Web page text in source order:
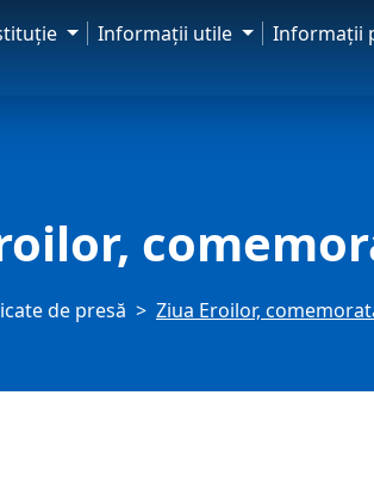
Informaţii utile Informaţii
de presă Ziua Eroilor,